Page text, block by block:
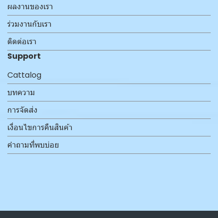
ผลงานของเรา
ร่วมงานกับเรา
ติดต่อเรา
Support
Cattalog
บทความ
การจัดส่ง
เงื่อนไขการคืนสินค้า
คำถามที่พบบ่อย